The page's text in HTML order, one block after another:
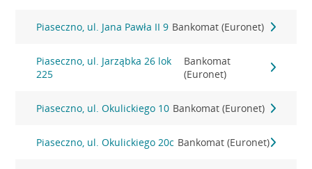
Piaseczno, ul. Jana Pawła II 9 Bankomat (Euronet)
Piaseczno, ul. Jarząbka 26 lok
225
Bankomat
(Euronet)
Piaseczno, ul. Okulickiego 10 Bankomat (Euronet)
Piaseczno, ul. Okulickiego 20c Bankomat (Euronet)